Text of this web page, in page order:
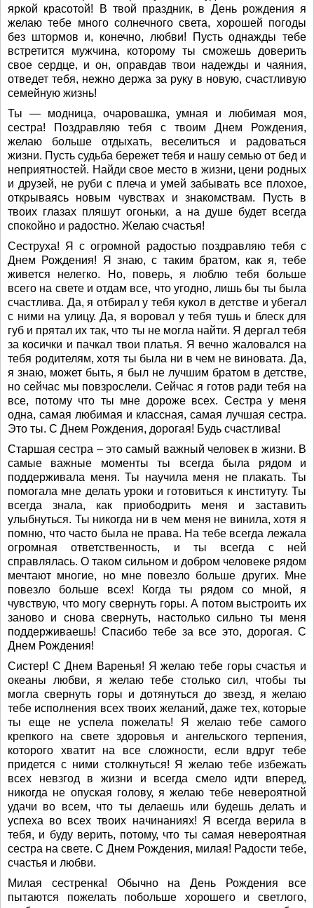
яркой красотой! В твой праздник, в День рождения я
желаю тебе много солнечного света, хорошей погоды
без штормов и, конечно, любви! Пусть однажды тебе
встретится мужчина, которому ты сможешь доверить
свое сердце, и он, оправдав твои надежды и чаяния,
отведет тебя, нежно держа за руку в новую, счастливую
семейную жизнь!
Ты — модница, очаровашка, умная и любимая моя,
сестра! Поздравляю тебя с твоим Днем Рождения,
желаю больше отдыхать, веселиться и радоваться
жизни. Пусть судьба бережет тебя и нашу семью от бед и
неприятностей. Найди свое место в жизни, цени родных
и друзей, не руби с плеча и умей забывать все плохое,
открываясь новым чувствах и знакомствам. Пусть в
твоих глазах пляшут огоньки, а на душе будет всегда
спокойно и радостно. Желаю счастья!
Сеструха! Я с огромной радостью поздравляю тебя с
Днем Рождения! Я знаю, с таким братом, как я, тебе
живется нелегко. Но, поверь, я люблю тебя больше
всего на свете и отдам все, что угодно, лишь бы ты была
счастлива. Да, я отбирал у тебя кукол в детстве и убегал
с ними на улицу. Да, я воровал у тебя тушь и блеск для
губ и прятал их так, что ты не могла найти. Я дергал тебя
за косички и пачкал твои платья. Я вечно жаловался на
тебя родителям, хотя ты была ни в чем не виновата. Да,
я знаю, может быть, я был не лучшим братом в детстве,
но сейчас мы повзрослели. Сейчас я готов ради тебя на
все, потому что ты мне дороже всех. Сестра у меня
одна, самая любимая и классная, самая лучшая сестра.
Это ты. С Днем Рождения, дорогая! Будь счастлива!
Старшая сестра – это самый важный человек в жизни. В
самые важные моменты ты всегда была рядом и
поддерживала меня. Ты научила меня не плакать. Ты
помогала мне делать уроки и готовиться к институту. Ты
всегда знала, как приободрить меня и заставить
улыбнуться. Ты никогда ни в чем меня не винила, хотя я
помню, что часто была не права. На тебе всегда лежала
огромная ответственность, и ты всегда с ней
справлялась. О таком сильном и добром человеке рядом
мечтают многие, но мне повезло больше других. Мне
повезло больше всех! Когда ты рядом со мной, я
чувствую, что могу свернуть горы. А потом выстроить их
заново и снова свернуть, настолько сильно ты меня
поддерживаешь! Спасибо тебе за все это, дорогая. С
Днем Рождения!
Систер! С Днем Варенья! Я желаю тебе горы счастья и
океаны любви, я желаю тебе столько сил, чтобы ты
могла свернуть горы и дотянуться до звезд, я желаю
тебе исполнения всех твоих желаний, даже тех, которые
ты еще не успела пожелать! Я желаю тебе самого
крепкого на свете здоровья и ангельского терпения,
которого хватит на все сложности, если вдруг тебе
придется с ними столкнуться! Я желаю тебе избежать
всех невзгод в жизни и всегда смело идти вперед,
никогда не опуская голову, я желаю тебе невероятной
удачи во всем, что ты делаешь или будешь делать и
успеха во всех твоих начинаниях! Я всегда верила в
тебя, и буду верить, потому, что ты самая невероятная
сестра на свете. С Днем Рождения, милая! Радости тебе,
счастья и любви.
Милая сестренка! Обычно на День Рождения все
пытаются пожелать побольше хорошего и светлого,